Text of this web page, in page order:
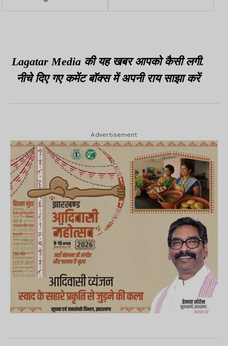
लक्ष्य की आधी भी नहीं
Lagatar Media की यह खबर आपको कैसी लगी.
नीचे दिए गए कमेंट बॉक्स में अपनी राय साझा करें
Advertisement